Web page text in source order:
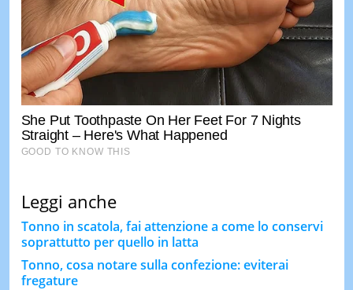
Leggi anche
Tonno in scatola, fai attenzione a come lo conservi
soprattutto per quello in latta
Tonno, cosa notare sulla confezione: eviterai
fregature